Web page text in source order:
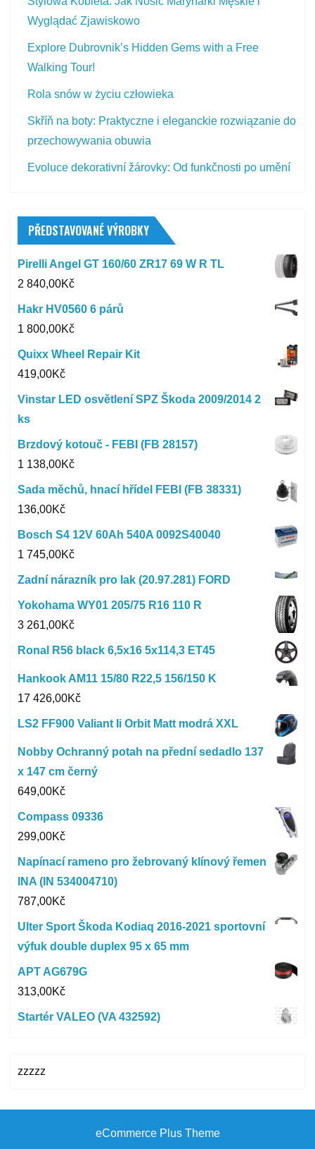
Wyglądać Zjawiskowo
Explore Dubrovnik’s Hidden Gems with a Free
Walking Tour!
Rola snów w życiu człowieka
Skříň na boty: Praktyczne i eleganckie rozwiązanie do
przechowywania obuwia
Evoluce dekorativní žárovky: Od funkčnosti po umění
PŘEDSTAVOVANÉ VÝROBKY
Pirelli Angel GT 160/60 ZR17 69 W R TL
2 840,00Kč
Hakr HV0560 6 párů
1 800,00Kč
Quixx Wheel Repair Kit
419,00Kč
Vinstar LED osvětlení SPZ Škoda 2009/2014 2
ks
Brzdový kotouč - FEBI (FB 28157)
1 138,00Kč
Sada měchů, hnací hřídel FEBI (FB 38331)
136,00Kč
Bosch S4 12V 60Ah 540A 0092S40040
1 745,00Kč
Zadní nárazník pro lak (20.97.281) FORD
Yokohama WY01 205/75 R16 110 R
3 261,00Kč
Ronal R56 black 6,5x16 5x114,3 ET45
Hankook AM11 15/80 R22,5 156/150 K
17 426,00Kč
LS2 FF900 Valiant Ii Orbit Matt modrá XXL
Nobby Ochranný potah na přední sedadlo 137
x 147 cm černý
649,00Kč
Compass 09336
299,00Kč
Napínací rameno pro žebrovaný klínový řemen
INA (IN 534004710)
787,00Kč
Ulter Sport Škoda Kodiaq 2016-2021 sportovní
výfuk double duplex 95 x 65 mm
APT AG679G
313,00Kč
Startér VALEO (VA 432592)
zzzzz
eCommerce Plus Theme